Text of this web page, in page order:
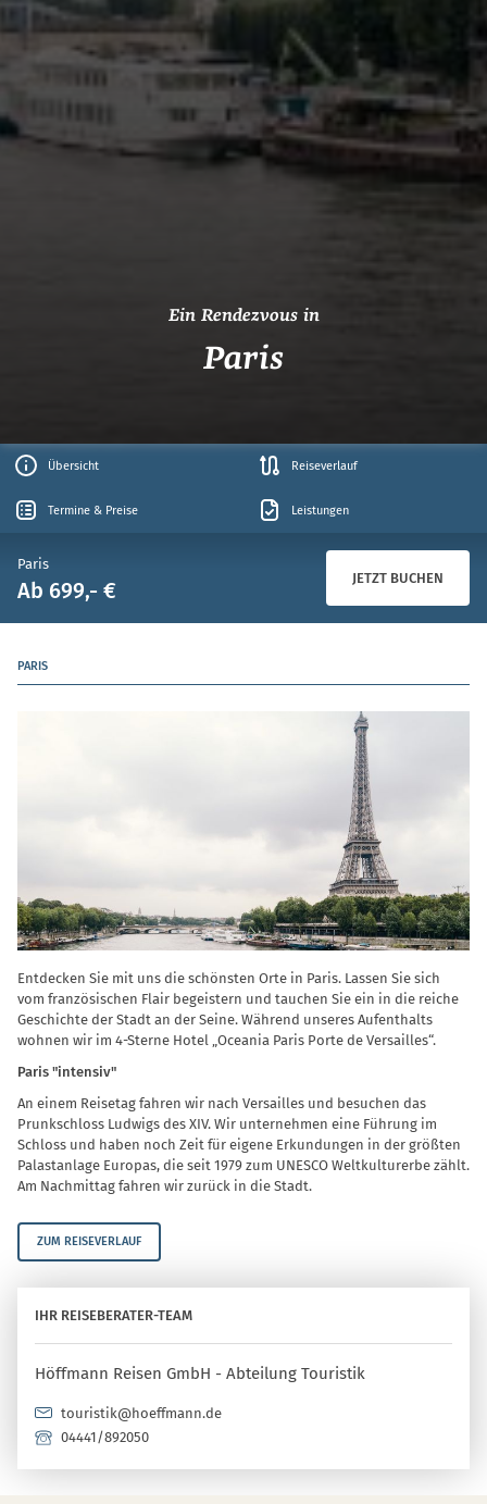
Ein Rendezvous in
Paris
Übersicht Reiseverlauf
Termine & Preise Leistungen
Paris
Ab 699,- € JETZT BUCHEN
PARIS
Entdecken Sie mit uns die schönsten Orte in Paris. Lassen Sie sich
vom französischen Flair begeistern und tauchen Sie ein in die reiche
Geschichte der Stadt an der Seine. Während unseres Aufenthalts
wohnen wir im 4-Sterne Hotel „Oceania Paris Porte de Versailles“.
Paris "intensiv"
An einem Reisetag fahren wir nach Versailles und besuchen das
Prunkschloss Ludwigs des XIV. Wir unternehmen eine Führung im
Schloss und haben noch Zeit für eigene Erkundungen in der größten
Palastanlage Europas, die seit 1979 zum UNESCO Weltkulturerbe zählt.
Am Nachmittag fahren wir zurück in die Stadt.
ZUM REISEVERLAUF
IHR REISEBERATER-TEAM
Höffmann Reisen GmbH - Abteilung Touristik
touristik@hoeffmann.de
04441/892050